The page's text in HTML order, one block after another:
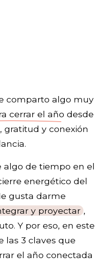
comparto algo muy
cerrar el año desde
gratitud y conexión
de tiempo en el
energético del
gusta darme
y proyectar ,
Y por eso, en este
las 3 claves que
el año conectada